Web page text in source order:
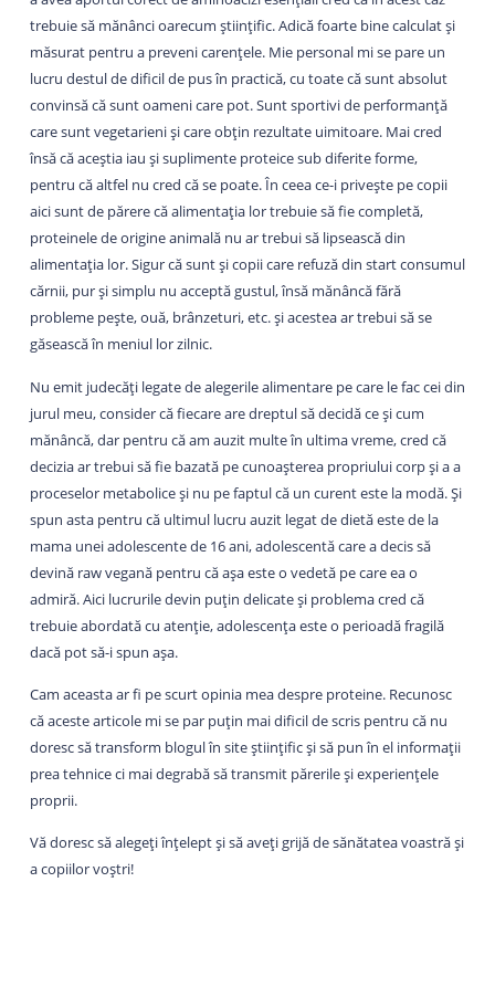
trebuie să mănânci oarecum științific. Adică foarte bine calculat și
măsurat pentru a preveni carențele. Mie personal mi se pare un
lucru destul de dificil de pus în practică, cu toate că sunt absolut
convinsă că sunt oameni care pot. Sunt sportivi de performanță
care sunt vegetarieni și care obțin rezultate uimitoare. Mai cred
însă că aceștia iau și suplimente proteice sub diferite forme,
pentru că altfel nu cred că se poate. În ceea ce-i privește pe copii
aici sunt de părere că alimentația lor trebuie să fie completă,
proteinele de origine animală nu ar trebui să lipsească din
alimentația lor. Sigur că sunt și copii care refuză din start consumul
cărnii, pur și simplu nu acceptă gustul, însă mănâncă fără
probleme pește, ouă, brânzeturi, etc. și acestea ar trebui să se
găsească în meniul lor zilnic.
Nu emit judecăți legate de alegerile alimentare pe care le fac cei din
jurul meu, consider că fiecare are dreptul să decidă ce și cum
mănâncă, dar pentru că am auzit multe în ultima vreme, cred că
decizia ar trebui să fie bazată pe cunoașterea propriului corp și a a
proceselor metabolice și nu pe faptul că un curent este la modă. Și
spun asta pentru că ultimul lucru auzit legat de dietă este de la
mama unei adolescente de 16 ani, adolescentă care a decis să
devină raw vegană pentru că așa este o vedetă pe care ea o
admiră. Aici lucrurile devin puțin delicate și problema cred că
trebuie abordată cu atenție, adolescența este o perioadă fragilă
dacă pot să-i spun așa.
Cam aceasta ar fi pe scurt opinia mea despre proteine. Recunosc
că aceste articole mi se par puțin mai dificil de scris pentru că nu
doresc să transform blogul în site științific și să pun în el informații
prea tehnice ci mai degrabă să transmit părerile și experiențele
proprii.
Vă doresc să alegeți înțelept și să aveți grijă de sănătatea voastră și
a copiilor voștri!